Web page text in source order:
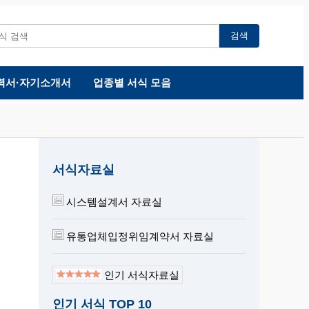
검색
서·자기소개서 업종별 서식 모음
서식자료실
시스템설계서 자료실
유통업체입정위임계약서 자료실
인기 서식자료실
인기 서식 TOP 10